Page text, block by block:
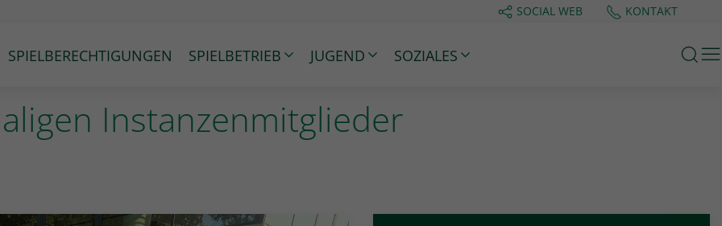
SOCIAL WEB KONTAKT
SPIELBERECHTIGUNGEN SPIELBETRIEB JUGEND SOZIALES
Instanzenmitglieder